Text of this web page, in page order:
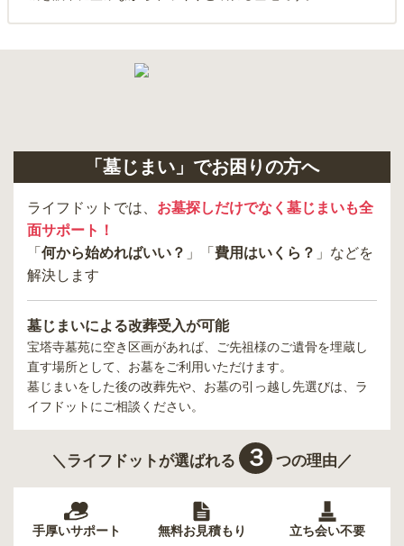
「墓じまい」でお困りの方へ
ライフドットでは、 お墓探しだけでなく墓じまいも全
面サポート！
「 何から始めればいい？ 」「 費用はいくら？ 」などを
解決します
墓じまいによる改葬受入が可能
宝塔寺墓苑に空き区画があれば、ご先祖様のご遺骨を埋蔵し
直す場所として、お墓をご利用いただけます。
墓じまいをした後の改葬先や、お墓の引っ越し先選びは、ラ
イフドットにご相談ください。
＼ライフドットが選ばれる ３ つの理由／
手厚いサポート 無料お見積もり 立ち会い不要